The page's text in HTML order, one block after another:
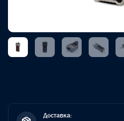
‹›
Доставка: